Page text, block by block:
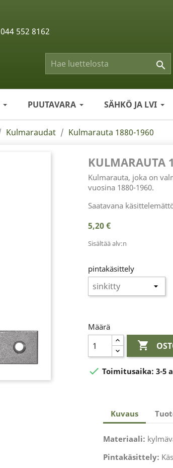

PUUTAVARA SÄHKÖ JA LVI
044 552 8162
Kulmaraudat Kulmarauta 1880-1960
KULMARAUTA
Kulmarauta, joka on
vuosina 1880-1960.
Saatavana
5,20 €
Sisältää alv:n
pintakäsittely
Määrä

 Toimitusaika: 3-5
Kuvaus
Materiaali:
Pintakäsittely: